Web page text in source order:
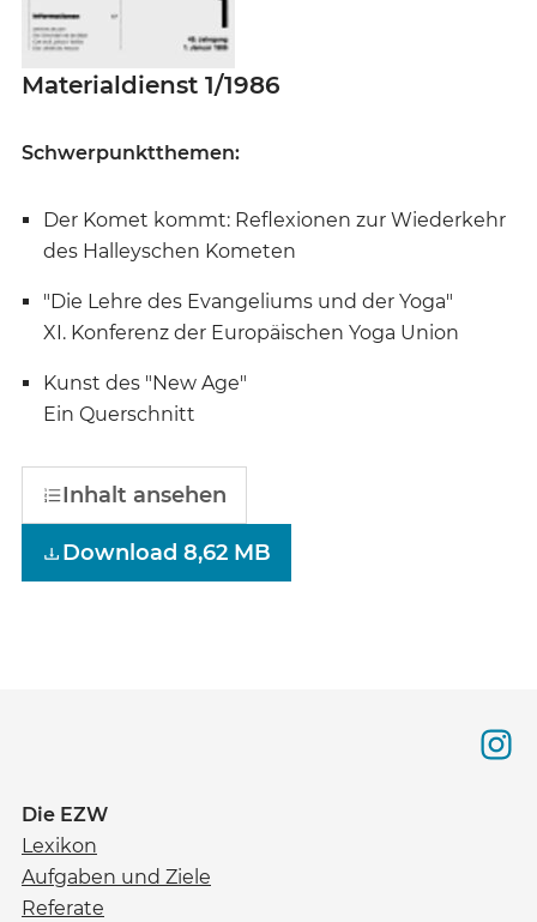
Materialdienst 1/1986
Schwerpunktthemen:
Der Komet kommt: Reflexionen zur Wiederkehr
des Halleyschen Kometen
"Die Lehre des Evangeliums und der Yoga"
XI. Konferenz der Europäischen Yoga Union
Kunst des "New Age"
Ein Querschnitt
Inhalt ansehen
Download 8,62 MB
Die EZW
Lexikon
Aufgaben und Ziele
Referate